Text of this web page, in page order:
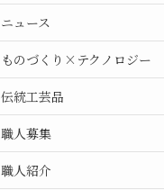
ニュース
ものづくり×テクノロジー
伝統工芸品
職人募集
職人紹介